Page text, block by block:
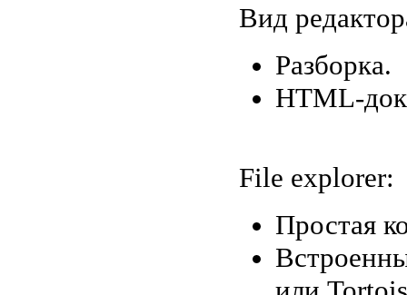
Вид
Разборка.
HTML-
File explorer:
Простая